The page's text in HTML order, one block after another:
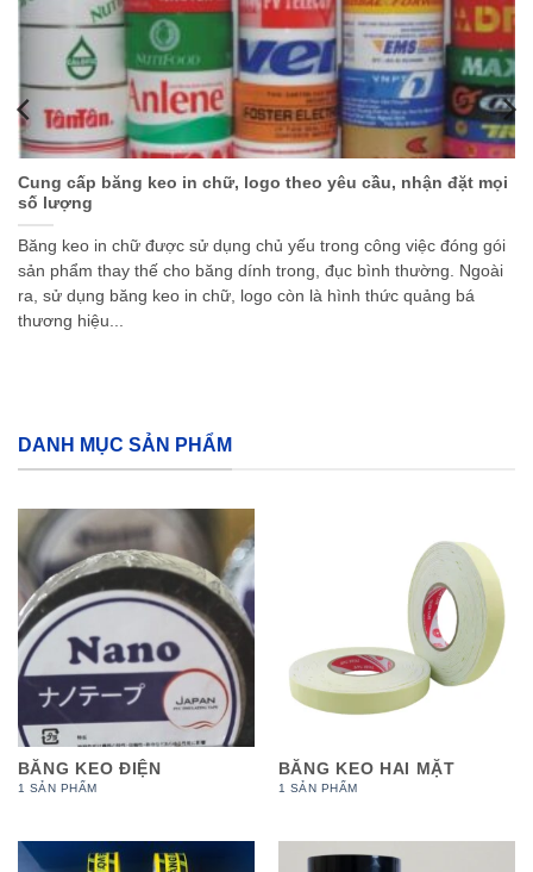
Cung cấp băng keo in chữ, logo theo yêu cầu, nhận đặt mọi
số lượng
Băng keo in chữ được sử dụng chủ yếu trong công việc đóng gói
sản phẩm thay thế cho băng dính trong, đục bình thường. Ngoài
ra, sử dụng băng keo in chữ, logo còn là hình thức quảng bá
thương hiệu...
DANH MỤC SẢN PHẨM
BĂNG KEO ĐIỆN
1 SẢN PHẨM
BĂNG KEO HAI MẶT
1 SẢN PHẨM